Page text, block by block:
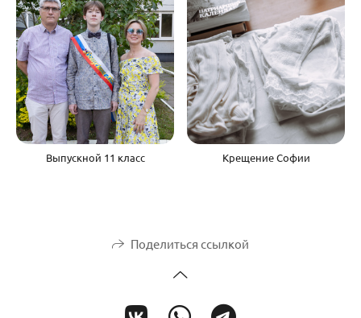
Выпускной 11 класс Крещение Софии
Поделиться ссылкой